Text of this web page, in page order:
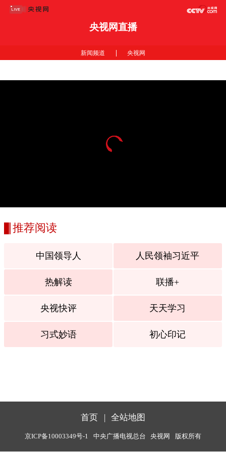
央视网直播
新闻频道 | 央视网
推荐阅读
中国领导人 人民领袖习近平
热解读 联播+
央视快评 天天学习
习式妙语 初心印记
首页 | 全站地图
京ICP备10003349号-1 中央广播电视总台 央视网 版权所有